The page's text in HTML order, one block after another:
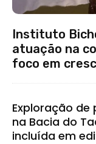
Instituto
atuação na
foco em
Exploração
na Bacia do
incluída em